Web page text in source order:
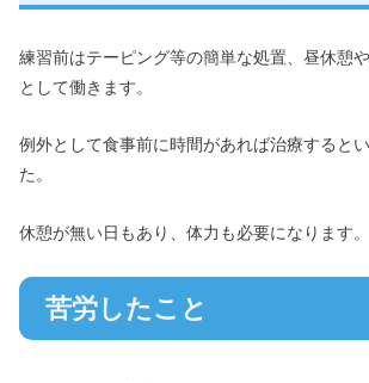
練習前はテーピング等の簡単な処置、昼休憩
として働きます。
例外として食事前に時間があれば治療すると
た。
休憩が無い日もあり、体力も必要になります。
苦労したこと